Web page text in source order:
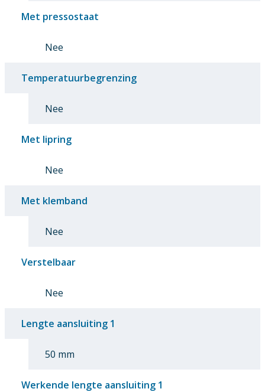
Met pressostaat
Nee
Temperatuurbegrenzing
Nee
Met lipring
Nee
Met klemband
Nee
Verstelbaar
Nee
Lengte aansluiting 1
50 mm
Werkende lengte aansluiting 1